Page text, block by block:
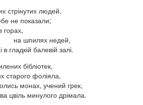
стрінутих людей,
не показали;
горах,
недей,
в гладкій балевій залі.
бібліотек,
старого фоліяла,
монах, учений грек,
цвіль минулого дрімала.